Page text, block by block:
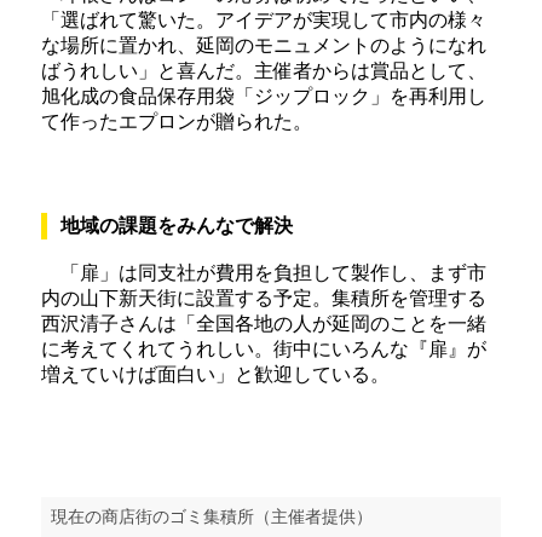
「選ばれて驚いた。アイデアが実現して市内の様々
な場所に置かれ、延岡のモニュメントのようになれ
ばうれしい」と喜んだ。主催者からは賞品として、
旭化成の食品保存用袋「ジップロック」を再利用し
て作ったエプロンが贈られた。
地域の課題をみんなで解決
「扉」は同支社が費用を負担して製作し、まず市
内の山下新天街に設置する予定。集積所を管理する
西沢清子さんは「全国各地の人が延岡のことを一緒
に考えてくれてうれしい。街中にいろんな『扉』が
増えていけば面白い」と歓迎している。
現在の商店街のゴミ集積所（主催者提供）